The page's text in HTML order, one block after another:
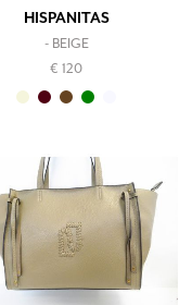
HISPANITAS
- BEIGE
€ 120